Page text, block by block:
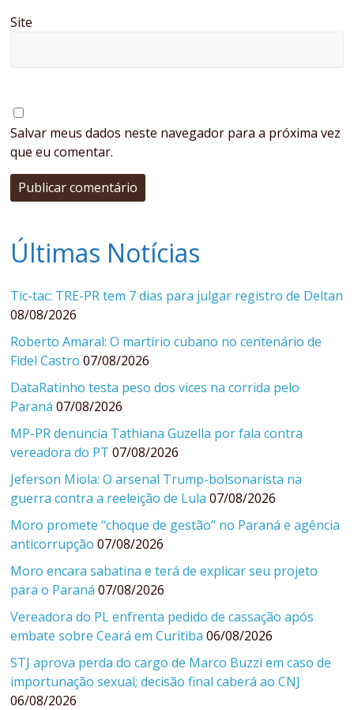
Site
Salvar meus dados neste navegador para a próxima vez
que eu comentar.
Últimas Notícias
Tic-tac: TRE-PR tem 7 dias para julgar registro de Deltan
08/08/2026
Roberto Amaral: O martírio cubano no centenário de
Fidel Castro 07/08/2026
DataRatinho testa peso dos vices na corrida pelo
Paraná 07/08/2026
MP-PR denuncia Tathiana Guzella por fala contra
vereadora do PT 07/08/2026
Jeferson Miola: O arsenal Trump-bolsonarista na
guerra contra a reeleição de Lula 07/08/2026
Moro promete “choque de gestão” no Paraná e agência
anticorrupção 07/08/2026
Moro encara sabatina e terá de explicar seu projeto
para o Paraná 07/08/2026
Vereadora do PL enfrenta pedido de cassação após
embate sobre Ceará em Curitiba 06/08/2026
STJ aprova perda do cargo de Marco Buzzi em caso de
importunação sexual; decisão final caberá ao CNJ
06/08/2026